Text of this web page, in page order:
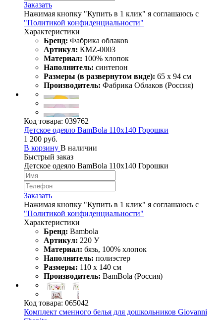
Заказать
Нажимая кнопку "Купить в 1 клик" я соглашаюсь с
"Политикой конфиденциальности"
Характеристики
Бренд: Фабрика облаков
Артикул: КМZ-0003
Материал: 100% хлопок
Наполнитель: синтепон
Размеры (в развернутом виде): 65 х 94 см
Производитель: Фабрика Облаков (Россия)
Код товара: 039762
Детское одеяло BamBola 110x140 Горошки
1 200 руб.
В корзину В наличии
Быстрый заказ
Детское одеяло BamBola 110x140 Горошки
Заказать
Нажимая кнопку "Купить в 1 клик" я соглашаюсь с
"Политикой конфиденциальности"
Характеристики
Бренд: Bambola
Артикул: 220 У
Материал: бязь, 100% хлопок
Наполнитель: полиэстер
Размеры: 110 х 140 см
Производитель: BamBola (Россия)
Код товара: 065042
Комплект сменного белья для дошкольников Giovanni